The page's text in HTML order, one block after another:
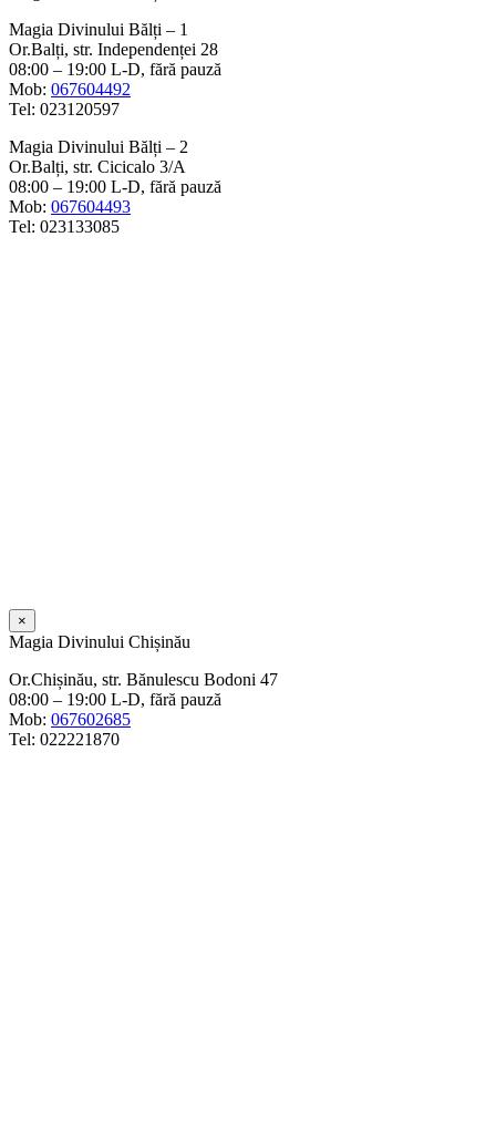
Magia Divinului Bălți – 1
Or.Balți, str. Independenței 28
08:00 – 19:00 L-D, fără pauză
Mob: 067604492
Tel: 023120597
Magia Divinului Bălți – 2
Or.Balți, str. Cicicalo 3/A
08:00 – 19:00 L-D, fără pauză
Mob: 067604493
Tel: 023133085
×
Magia Divinului Chișinău
Or.Chișinău, str. Bănulescu Bodoni 47
08:00 – 19:00 L-D, fără pauză
Mob: 067602685
Tel: 022221870